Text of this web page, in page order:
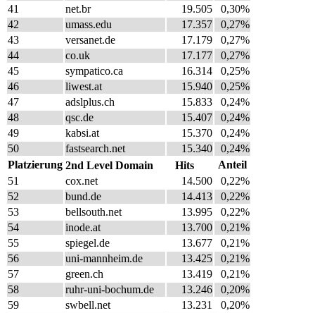
41
net.br 19.505
0,30%
42
umass.edu 17.357
0,27%
43
versanet.de 17.179
0,27%
44
co.uk 17.177
0,27%
45
sympatico.ca 16.314
0,25%
46
liwest.at 15.940
0,25%
47
adslplus.ch 15.833
0,24%
48
qsc.de 15.407
0,24%
49
kabsi.at 15.370
0,24%
50
fastsearch.net 15.340
0,24%
Platzierung 2nd Level Domain Hits
Anteil
51
cox.net 14.500
0,22%
52
bund.de 14.413
0,22%
53
bellsouth.net 13.995
0,22%
54
inode.at 13.700
0,21%
55
spiegel.de 13.677
0,21%
56
uni-mannheim.de 13.425
0,21%
57
green.ch 13.419
0,21%
58
ruhr-uni-bochum.de 13.246
0,20%
59
swbell.net 13.231
0,20%